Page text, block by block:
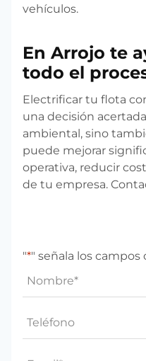
vehículos.
En Arrojo te
todo el
Electrificar tu flota
una decisión
ambiental, sino
puede mejorar
operativa, reducir
de tu empresa.
"*" señala los